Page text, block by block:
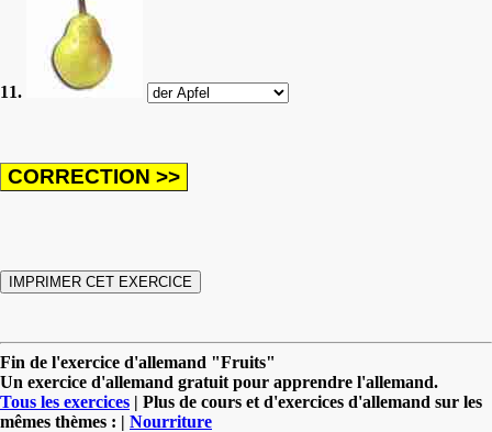
11.
Fin de l'exercice d'allemand "Fruits"
Un exercice d'allemand gratuit pour apprendre l'allemand.
Tous les exercices | Plus de cours et d'exercices d'allemand sur les
mêmes thèmes : | Nourriture